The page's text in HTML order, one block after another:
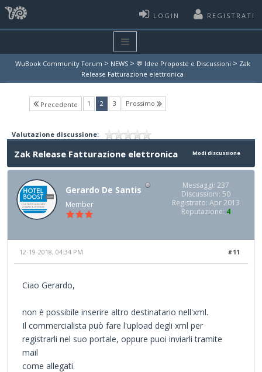
LOGIN REGISTRATI
WuBook Community Forum > NEWS > 💬 Idee Proposte e Discussioni > Zak
Release Fatturazione elettronica
Precedente 1 2(current)
3 Prossimo
Valutazione discussione:
Modi discussione
Zak Release Fatturazione elettronica
Gerardo De Santis
Member
Messaggi: 237
Discussioni: 50
Registrato: Apr 2013
Reputazione: 4
#11
12-19-2018, 04:34 PM
Ciao Gerardo,
non è possibile inserire altro destinatario nell'xml.
Il commercialista può fare l'upload degli xml per
registrarli nel suo portale, oppure puoi inviarli tramite
mail
come allegati.